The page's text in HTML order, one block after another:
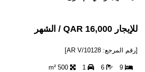
للإيجار 16,000 QAR / الشهر
[رقم المرجع: AR V/10128]
9
6
1
500 m²